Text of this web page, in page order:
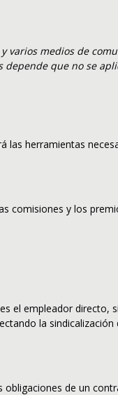
varios medios de
depende que no se
las herramientas
comisiones y los
el empleador directo,
la
obligaciones de un